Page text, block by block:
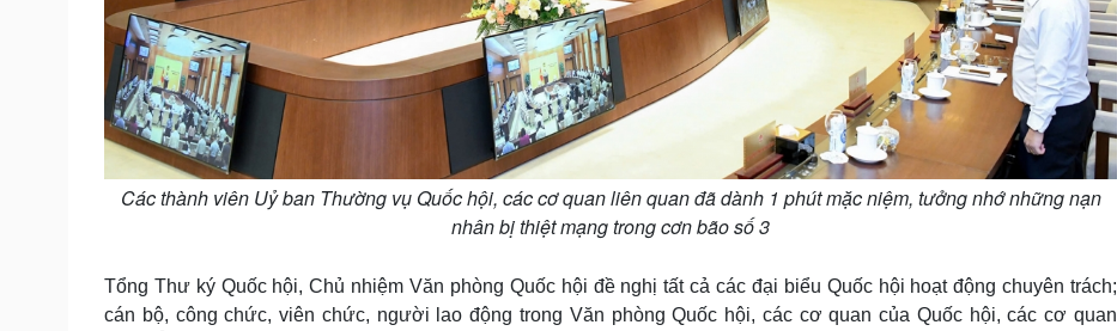
Các thành viên Uỷ ban Thường vụ Quốc hội, các cơ quan liên quan đã dành 1 phút mặc niệm, tưởng nhớ những nạn
nhân bị thiệt mạng trong cơn bão số 3
Tổng Thư ký Quốc hội, Chủ nhiệm Văn phòng Quốc hội đề nghị tất cả các đại biểu Quốc hội hoạt động chuyên trách;
cán bộ, công chức, viên chức, người lao động trong Văn phòng Quốc hội, các cơ quan của Quốc hội, các cơ quan